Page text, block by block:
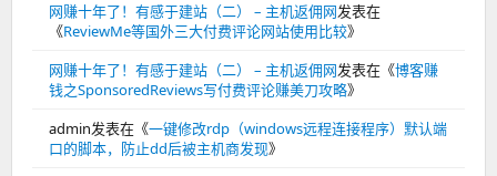
网赚十年了！有感于建站（二） – 主机返佣网发表在
《ReviewMe等国外三大付费评论网站使用比较》
网赚十年了！有感于建站（二） – 主机返佣网发表在《博客赚
钱之SponsoredReviews写付费评论赚美刀攻略》
admin发表在《一键修改rdp（windows远程连接程序）默认端
口的脚本，防止dd后被主机商发现》